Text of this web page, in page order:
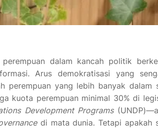
dalam kancah politik
Arus demokratisasi yang
perempuan yang lebih banyak
kuota perempuan minimal 30% di
Development Programs
di mata dunia. Tetapi apakah